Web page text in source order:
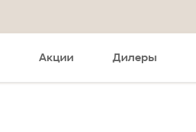
Акции Дилеры